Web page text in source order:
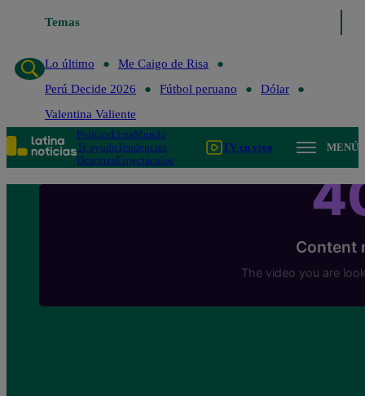
Temas
Lo último
Me Caigo de Risa
Perú Decide 2026
Fútbol peruano
Dólar
Valentina Valiente
PolíticaLimaMundo
Te ayudoTendencias
DeportesEspectáculos
TV en vivo MENÚ